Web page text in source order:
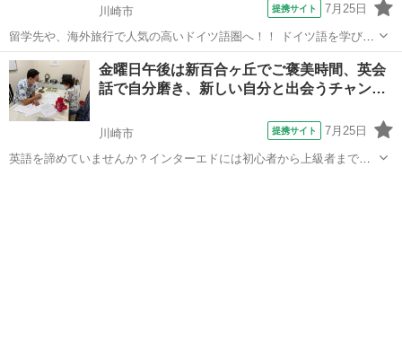
川崎市 提携サイト 7月25日
留学先や、海外旅行で人気の高いドイツ語圏へ！！ ドイツ語を学びな
がらドイツ、オーストリアなどの風土や文化も自然と学べる楽しい授
業です。 日常会話に磨きをかけ、検定試験を受けてらくらく留学、ド
イツ語圏の生活にも自信が持てます。...
神奈川 川崎市 イタリア語
金曜日午後は新百合ヶ丘でご褒美時間、英会
話で自分磨き、新しい自分と出会うチャン…
川崎市 提携サイト 7月25日
英語を諦めていませんか？インターエドには初心者から上級者まで幅